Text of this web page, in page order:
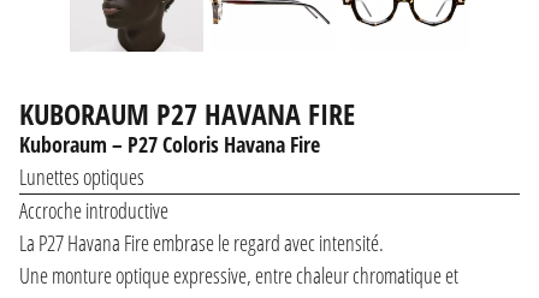
KUBORAUM P27 HAVANA FIRE
Kuboraum – P27 Coloris Havana Fire
Lunettes optiques
Accroche introductive
La P27 Havana Fire embrase le regard avec intensité.
Une monture optique expressive, entre chaleur chromatique et